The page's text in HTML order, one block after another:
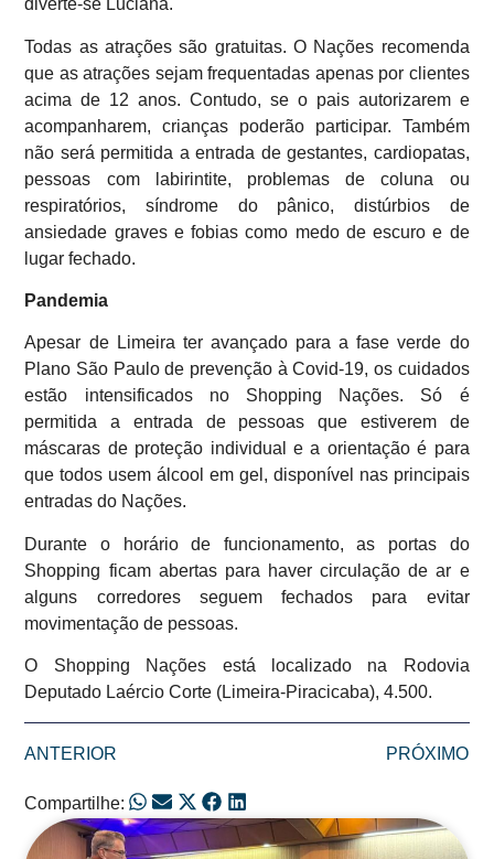
diverte-se Luciana.
Todas as atrações são gratuitas. O Nações recomenda
que as atrações sejam frequentadas apenas por clientes
acima de 12 anos. Contudo, se o pais autorizarem e
acompanharem, crianças poderão participar. Também
não será permitida a entrada de gestantes, cardiopatas,
pessoas com labirintite, problemas de coluna ou
respiratórios, síndrome do pânico, distúrbios de
ansiedade graves e fobias como medo de escuro e de
lugar fechado.
Pandemia
Apesar de Limeira ter avançado para a fase verde do
Plano São Paulo de prevenção à Covid-19, os cuidados
estão intensificados no Shopping Nações. Só é
permitida a entrada de pessoas que estiverem de
máscaras de proteção individual e a orientação é para
que todos usem álcool em gel, disponível nas principais
entradas do Nações.
Durante o horário de funcionamento, as portas do
Shopping ficam abertas para haver circulação de ar e
alguns corredores seguem fechados para evitar
movimentação de pessoas.
O Shopping Nações está localizado na Rodovia
Deputado Laércio Corte (Limeira-Piracicaba), 4.500.
ANTERIOR PRÓXIMO
Compartilhe: